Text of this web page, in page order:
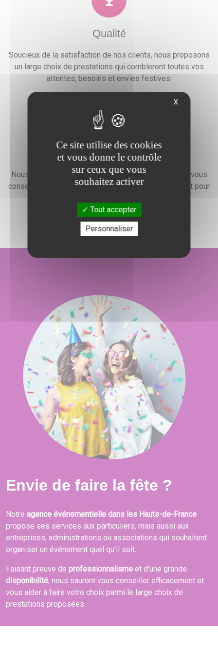
Qualité
Soucieux de la satisfaction de nos clients, nous proposons
un large choix de prestations qui combleront toutes vos
attentes, besoins et envies festives.
Devis gratuit
Nous faisons preuve d'une grande disponibilité pour vous
conseiller, vous renseigner et élaborer un devis gratuit pour
Envie de faire la fête ?
Notre agence événementielle dans les Hauts-de-France
propose ses services aux particuliers, mais aussi aux
entreprises, administrations ou associations qui souhaitent
organiser un événement quel qu'il soit.
Faisant preuve de professionnalisme et d'une grande
disponibilité, nous sauront vous conseiller efficacement et
vous aider à faire votre choix parmi le large choix de
prestations proposées.
X
Ce site utilise des cookies
et vous donne le contrôle
sur ceux que vous
souhaitez activer
Tout accepter
Personnaliser